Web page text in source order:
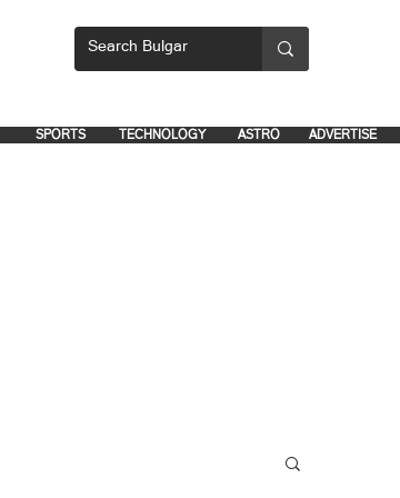
ADVERTISE
ASTRO
TECHNOLOGY
SPORTS